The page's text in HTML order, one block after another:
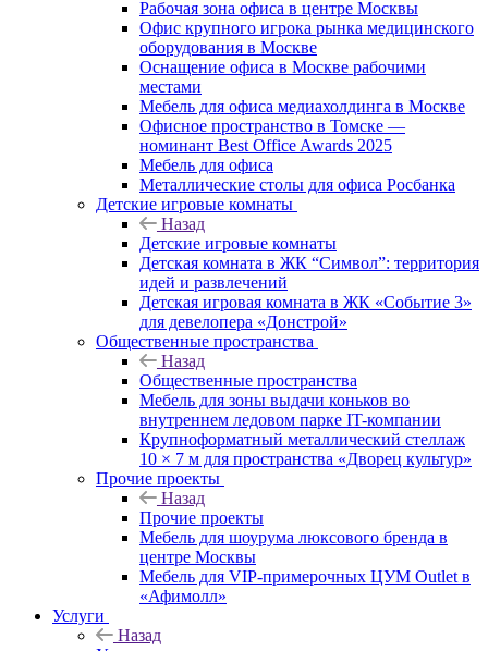
Рабочая зона офиса в центре Москвы
Офис крупного игрока рынка медицинского
оборудования в Москве
Оснащение офиса в Москве рабочими
местами
Мебель для офиса медиахолдинга в Москве
Офисное пространство в Томске —
номинант Best Office Awards 2025
Мебель для офиса
Металлические столы для офиса Росбанка
Детские игровые комнаты
Назад
Детские игровые комнаты
Детская комната в ЖК “Символ”: территория
идей и развлечений
Детская игровая комната в ЖК «Событие 3»
для девелопера «Донстрой»
Общественные пространства
Назад
Общественные пространства
Мебель для зоны выдачи коньков во
внутреннем ледовом парке IT-компании
Крупноформатный металлический стеллаж
10 × 7 м для пространства «Дворец культур»
Прочие проекты
Назад
Прочие проекты
Мебель для шоурума люксового бренда в
центре Москвы
Мебель для VIP-примерочных ЦУМ Outlet в
«Афимолл»
Услуги
Назад